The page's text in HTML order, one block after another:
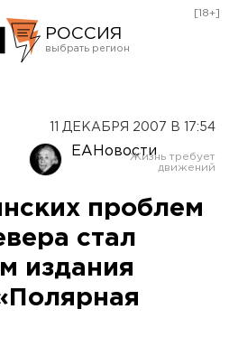
РОССИЯ
Оренбург
[18+]
11 ДЕКАБРЯ 2007 В 17:54
ЕАНовости
проблем
стал
издания